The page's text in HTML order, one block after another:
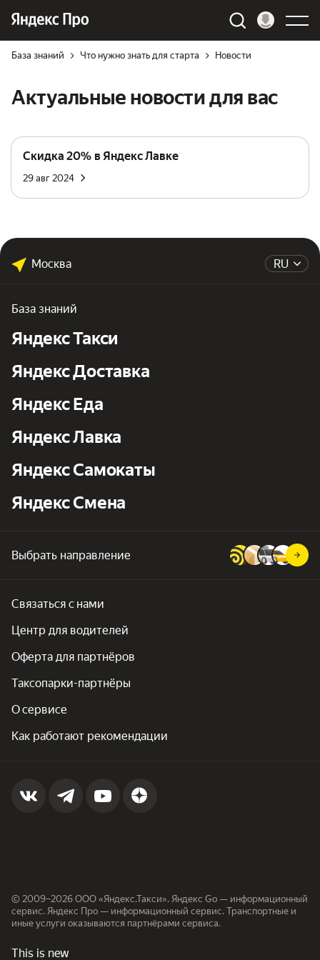
База знаний Что нужно знать для старта Новости
Актуальные новости для вас
Скидка 20% в Яндекс Лавке
29 авг 2024
RU
Москва
База знаний
Яндекс Такси
Яндекс Доставка
Яндекс Еда
Яндекс Лавка
Яндекс Самокаты
Яндекс Смена
Выбрать направление
Связаться с нами
Центр для водителей
Оферта для партнёров
Таксопарки-партнёры
О сервисе
Как работают рекомендации
© 2009–2026 ООО «Яндекс.Такси». Яндекс Go — информационный
сервис. Яндекс Про — информационный сервис. Транспортные и
иные услуги оказываются партнёрами сервиса.
This is new